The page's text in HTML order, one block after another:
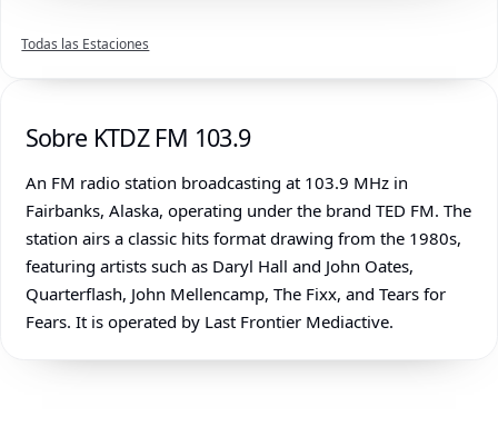
Todas las Estaciones
Sobre KTDZ FM 103.9
An FM radio station broadcasting at 103.9 MHz in
Fairbanks, Alaska, operating under the brand TED FM. The
station airs a classic hits format drawing from the 1980s,
featuring artists such as Daryl Hall and John Oates,
Quarterflash, John Mellencamp, The Fixx, and Tears for
Fears. It is operated by Last Frontier Mediactive.